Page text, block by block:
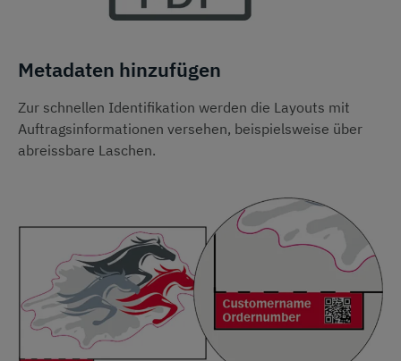
Metadaten hinzufügen
Zur schnellen Identifikation werden die Layouts mit
Auftragsinformationen versehen, beispielsweise über
abreissbare Laschen.